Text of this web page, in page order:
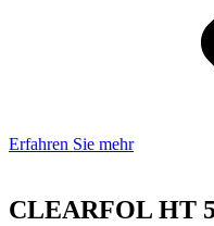
Erfahren Sie mehr
CLEARFOL HT